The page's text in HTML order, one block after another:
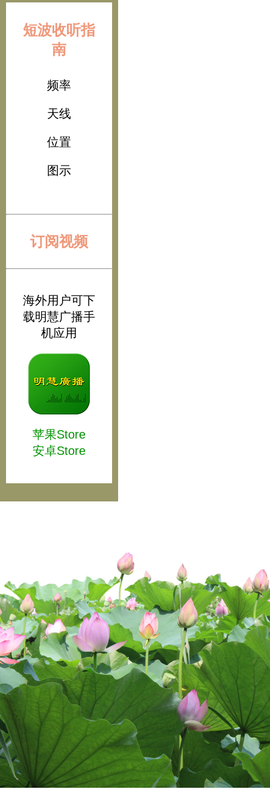
短波收听指
南
频率
天线
位置
图示
订阅视频
海外用户可下
载明慧广播手
机应用
苹果Store
安卓Store